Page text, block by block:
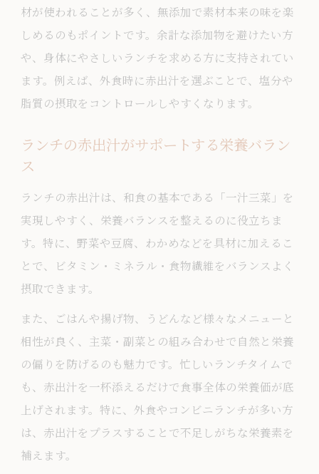
材が使われることが多く、無添加で素材本来の味を楽
しめるのもポイントです。余計な添加物を避けたい方
や、身体にやさしいランチを求める方に支持されてい
ます。例えば、外食時に赤出汁を選ぶことで、塩分や
脂質の摂取をコントロールしやすくなります。
ランチの赤出汁がサポートする栄養バラン
ス
ランチの赤出汁は、和食の基本である「一汁三菜」を
実現しやすく、栄養バランスを整えるのに役立ちま
す。特に、野菜や豆腐、わかめなどを具材に加えるこ
とで、ビタミン・ミネラル・食物繊維をバランスよく
摂取できます。
また、ごはんや揚げ物、うどんなど様々なメニューと
相性が良く、主菜・副菜との組み合わせで自然と栄養
の偏りを防げるのも魅力です。忙しいランチタイムで
も、赤出汁を一杯添えるだけで食事全体の栄養価が底
上げされます。特に、外食やコンビニランチが多い方
は、赤出汁をプラスすることで不足しがちな栄養素を
補えます。